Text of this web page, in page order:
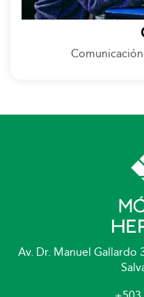
Av. Dr. Manuel Gallardo